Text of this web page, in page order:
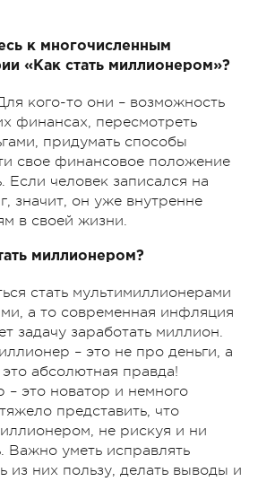
к многочисленным
«Как стать миллионером»?
кого-то они – возможность
финансах, пересмотреть
придумать способы
свое финансовое положение
Если человек записался на
значит, он уже внутренне
в своей жизни.
миллионером?
стать мультимиллионерами
а то современная инфляция
задачу заработать миллион.
– это не про деньги, а
абсолютная правда!
– это новатор и немного
представить, что
не рискуя и ни
Важно уметь исправлять
из них пользу, делать выводы и